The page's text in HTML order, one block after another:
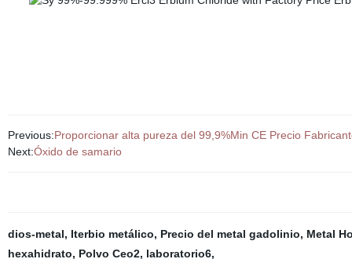
Previous:Proporcionar alta pureza del 99,9%Min CE Precio
Next:Óxido de samario
dios-metal, Iterbio metálico, Precio del metal gadolinio, Metal
hexahidrato, Polvo Ceo2, laboratorio6,